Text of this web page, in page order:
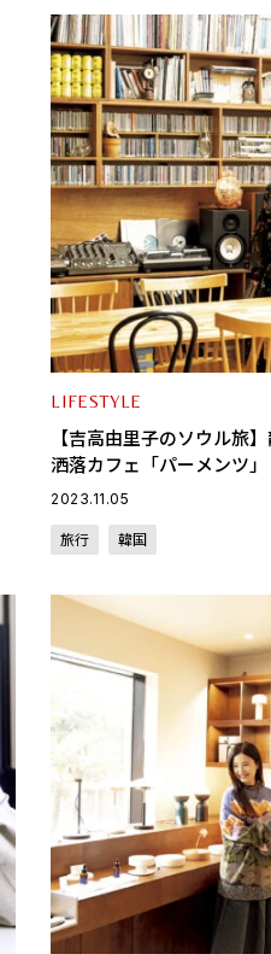
LIFESTYLE
【吉高由里子のソウル旅
洒落カフェ「パーメンツ
カフェ」〈Cafe編 vol.2〉
2023.11.05
旅行 韓国